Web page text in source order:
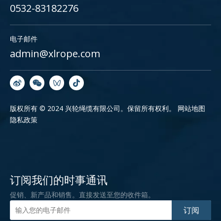
0532-83182276
电子邮件
admin@xlrope.com
版权所有 © 2024 兴轮绳缆有限公司。保留所有权利。 网站地图
隐私政策
订阅我们的时事通讯
促销、新产品和销售。直接发送至您的收件箱。
订阅